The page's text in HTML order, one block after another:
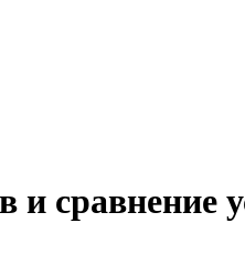
сравнение